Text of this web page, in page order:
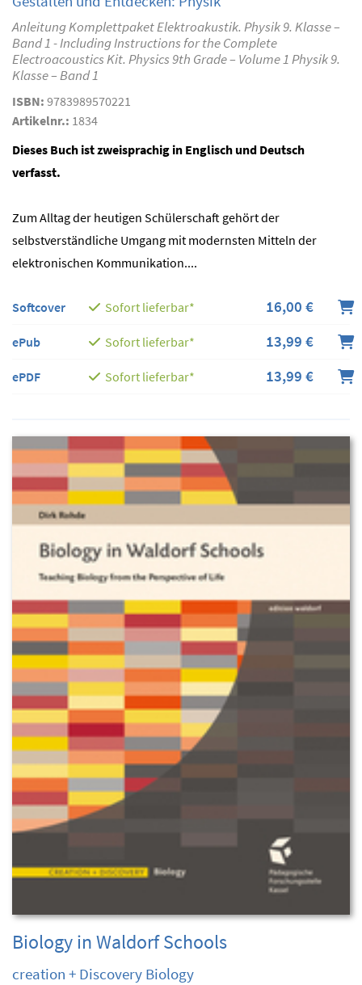
Anleitung Komplettpaket Elektroakustik. Physik 9. Klasse –
Band 1 - Including Instructions for the Complete
Electroacoustics Kit. Physics 9th Grade – Volume 1 Physik 9.
Klasse – Band 1
ISBN: 9783989570221
Artikelnr.: 1834
Dieses Buch ist zweisprachig in Englisch und Deutsch
verfasst.
Zum Alltag der heutigen Schülerschaft gehört der
selbstverständliche Umgang mit modernsten Mitteln der
elektronischen Kommunikation....
Softcover Sofort lieferbar* 16,00 €
ePub Sofort lieferbar* 13,99 €
ePDF Sofort lieferbar* 13,99 €
Biology in Waldorf Schools
creation + Discovery Biology